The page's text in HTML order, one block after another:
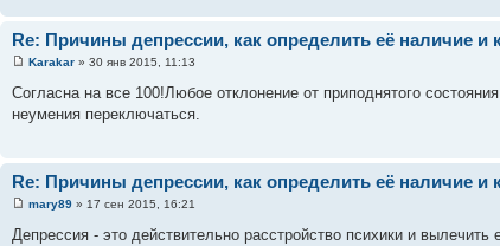
Re: Причины депрессии, как определить её наличие и
Karakar » 30 янв 2015, 11:13
Согласна на все 100!Любое отклонение от приподнятого
неумения переключаться.
Re: Причины депрессии, как определить её наличие и
mary89 » 17 сен 2015, 16:21
Депрессия - это действительно расстройство психики и